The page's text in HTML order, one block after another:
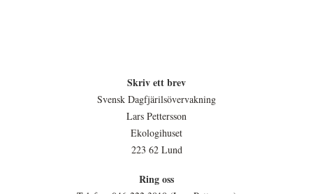
Skriv ett brev
Svensk Dagfjärilsövervakning
Lars Pettersson
Ekologihuset
223 62 Lund
Ring oss